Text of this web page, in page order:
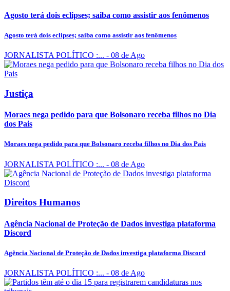
Agosto terá dois eclipses; saiba como assistir aos fenômenos
Agosto terá dois eclipses; saiba como assistir aos fenômenos
JORNALISTA POLÍTICO :... - 08 de Ago
Justiça
Moraes nega pedido para que Bolsonaro receba filhos no Dia
dos Pais
Moraes nega pedido para que Bolsonaro receba filhos no Dia dos Pais
JORNALISTA POLÍTICO :... - 08 de Ago
Direitos Humanos
Agência Nacional de Proteção de Dados investiga plataforma
Discord
Agência Nacional de Proteção de Dados investiga plataforma Discord
JORNALISTA POLÍTICO :... - 08 de Ago